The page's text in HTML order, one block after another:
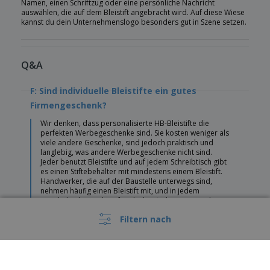
Filtern nach
Namen, einen Schriftzug oder eine persönliche Nachricht
auswählen, die auf dem Bleistift angebracht wird. Auf diese Wiese
kannst du dein Unternehmenslogo besonders gut in Szene setzen.
Q&A
F: Sind individuelle Bleistifte ein gutes
Firmengeschenk?
Wir denken, dass personalisierte HB-Bleistifte die
perfekten Werbegeschenke sind. Sie kosten weniger als
viele andere Geschenke, sind jedoch praktisch und
langlebig, was andere Werbegeschenke nicht sind.
Jeder benutzt Bleistifte und auf jedem Schreibtisch gibt
es einen Stiftebehälter mit mindestens einem Bleistift.
Handwerker, die auf der Baustelle unterwegs sind,
nehmen häufig einen Bleistift mit, und in jedem
Haushalt gibt es Bleistifte, die häufig benutzt werden.
deines Unternehmens bekannter und wenn du deinen
Internetadresse versiehst, finden die Leute den